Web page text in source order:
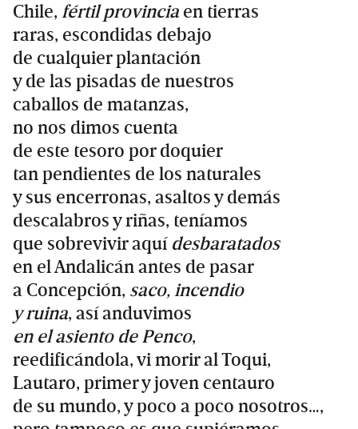
Chile, fértil provincia en tierras
raras, escondidas debajo
de cualquier plantación
y de las pisadas de nuestros
caballos de matanzas,
no nos dimos cuenta
de este tesoro por doquier
tan pendientes de los naturales
y sus encerronas, asaltos y demás
descalabros y riñas, teníamos
que sobrevivir aquí desbaratados
en el Andalicán antes de pasar
a Concepción, saco, incendio
y ruina, así anduvimos
en el asiento de Penco,
reedificándola, vi morir al Toqui,
Lautaro, primer y joven centauro
de su mundo, y poco a poco nosotros…,